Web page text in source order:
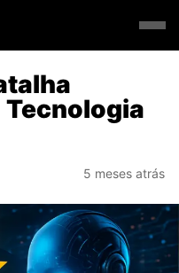
5 meses atrás